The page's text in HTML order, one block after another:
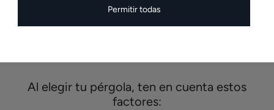
¿Cómo saber qué pérgola elegir?
Claves a la hora de conseguir tu
Al elegir tu pérgola, ten en cuenta estos
factores:
Permitir todas